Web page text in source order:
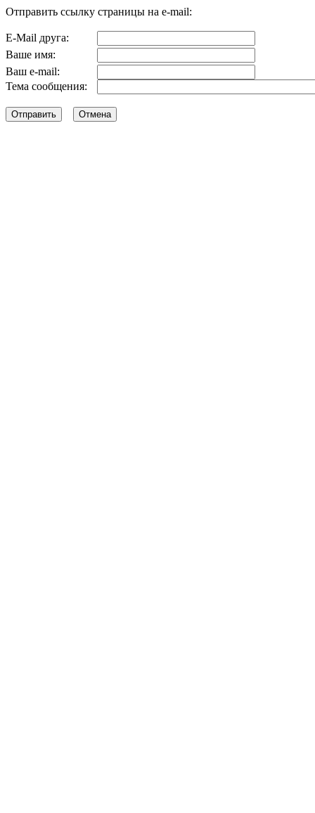
Отправить ссылку страницы на e-mail:
E-Mail друга:
Ваше имя:
Ваш e-mail:
Тема сообщения: